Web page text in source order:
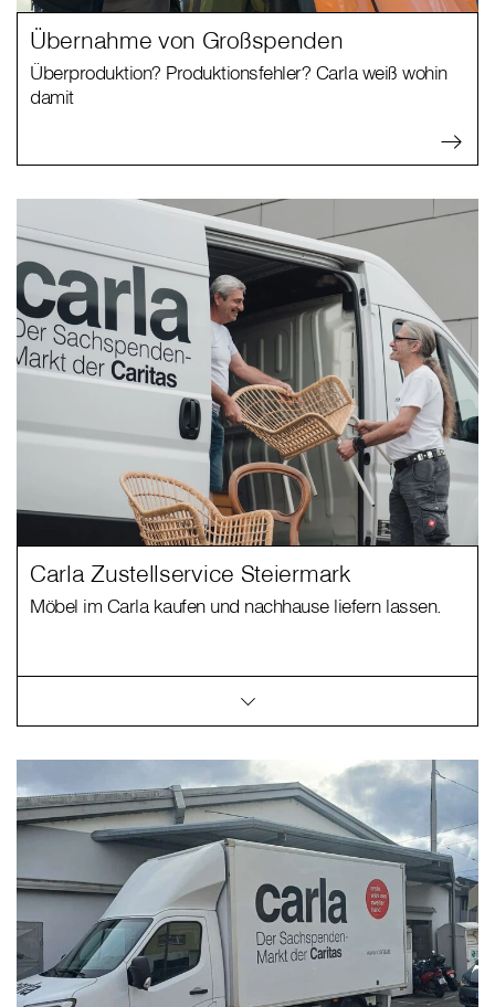
Übernahme von Großspenden
Überproduktion? Produktionsfehler? Carla weiß wohin
damit
Carla Zustellservice Steiermark
Möbel im Carla kaufen und nachhause liefern lassen.